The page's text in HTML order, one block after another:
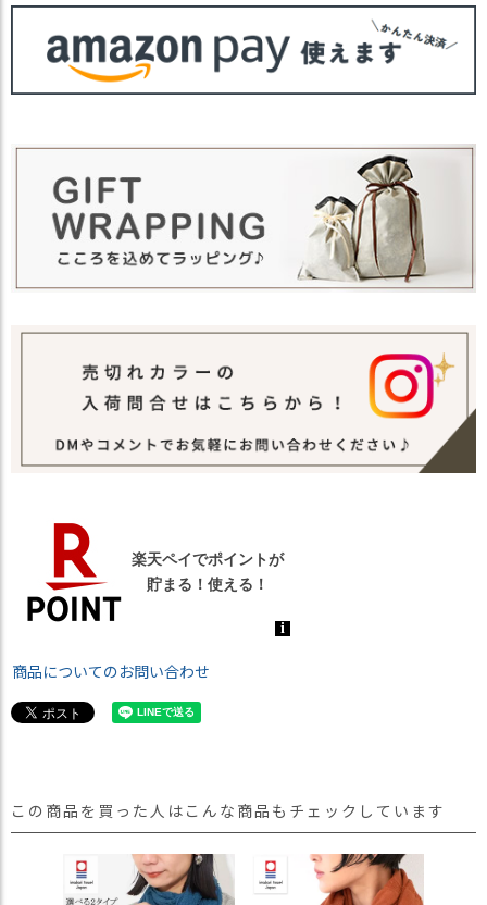
商品についてのお問い合わせ
この商品を買った人はこんな商品もチェックしています